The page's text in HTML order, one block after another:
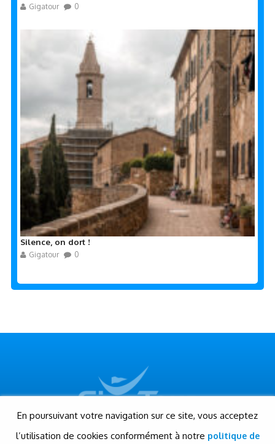
Gigatour 0
Silence, on dort !
Gigatour 0
© Gigatour - Tous droits réservés
En poursuivant votre navigation sur ce site, vous acceptez
l’utilisation de cookies conformément à notre politique de